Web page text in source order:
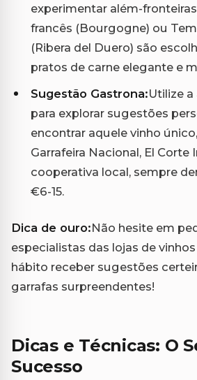
experimentar além-
francês (Bourgogne) ou
(Ribera del Duero) são
pratos de carne elegante e
Sugestão Gastrona:Utilize
para explorar sugestões
encontrar aquele vinho
Garrafeira Nacional, El Corte
cooperativa local, sempre
€6-15.
Dica de ouro:Não hesite em
especialistas das lojas de
hábito receber sugestões
garrafas surpreendentes!
Dicas e Técnicas: O
Sucesso